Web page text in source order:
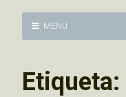
MENU
Etiqueta: